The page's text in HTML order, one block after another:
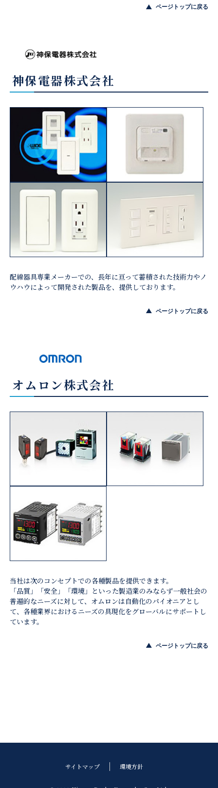
ページトップに戻る
神保電器株式会社
配線器具専業メーカーでの、長年に亘って蓄積された技術力やノ
ウハウによって開発された製品を、提供しております。
ページトップに戻る
オムロン株式会社
当社は次のコンセプトでの各種製品を提供できます。
「品質」「安全」「環境」といった製造業のみならず一般社会の
普遍的なニーズに対して、オムロンは自動化のパイオニアとし
て、各種業界におけるニーズの具現化をグローバルにサポートし
ています。
ページトップに戻る
サイトマップ 環境方針